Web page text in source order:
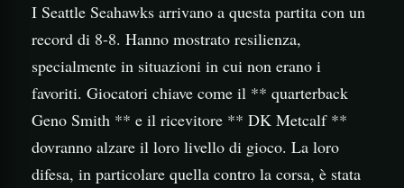
I Seattle Seahawks arrivano a questa partita con un
record di 8-8. Hanno mostrato resilienza,
specialmente in situazioni in cui non erano i
favoriti. Giocatori chiave come il ** quarterback
Geno Smith ** e il ricevitore ** DK Metcalf **
dovranno alzare il loro livello di gioco. La loro
difesa, in particolare quella contro la corsa, è stata